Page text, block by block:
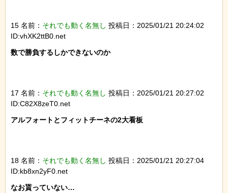
15 名前： それでも動く名無し 投稿日：2025/01/21 20:24:02
ID:vhXK2ttB0.net
数で勝負するしかできないのか
17 名前： それでも動く名無し 投稿日：2025/01/21 20:27:02
ID:C82X8zeT0.net
アルフォートとフィットチーネの2大看板
18 名前： それでも動く名無し 投稿日：2025/01/21 20:27:04
ID:kb8xn2yF0.net
なお貰っていない…